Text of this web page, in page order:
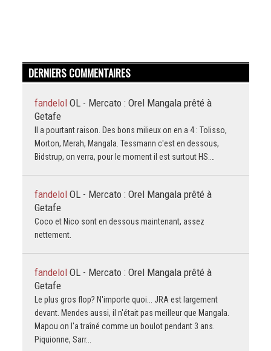
DERNIERS COMMENTAIRES
fandelol OL - Mercato : Orel Mangala prêté à
Getafe
Il a pourtant raison. Des bons milieux on en a 4 : Tolisso,
Morton, Merah, Mangala. Tessmann c'est en dessous,
Bidstrup, on verra, pour le moment il est surtout HS.…
fandelol OL - Mercato : Orel Mangala prêté à
Getafe
Coco et Nico sont en dessous maintenant, assez
nettement.
fandelol OL - Mercato : Orel Mangala prêté à
Getafe
Le plus gros flop? N'importe quoi... JRA est largement
devant. Mendes aussi, il n'était pas meilleur que Mangala.
Mapou on l'a traîné comme un boulot pendant 3 ans.
Piquionne, Sarr...